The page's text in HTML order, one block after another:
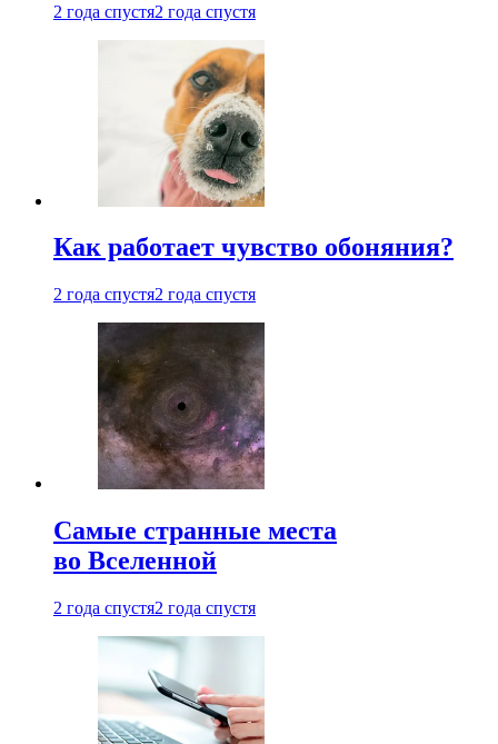
2 года спустя2 года спустя
Как работает чувство обоняния?
2 года спустя2 года спустя
Самые странные места
во Вселенной
2 года спустя2 года спустя